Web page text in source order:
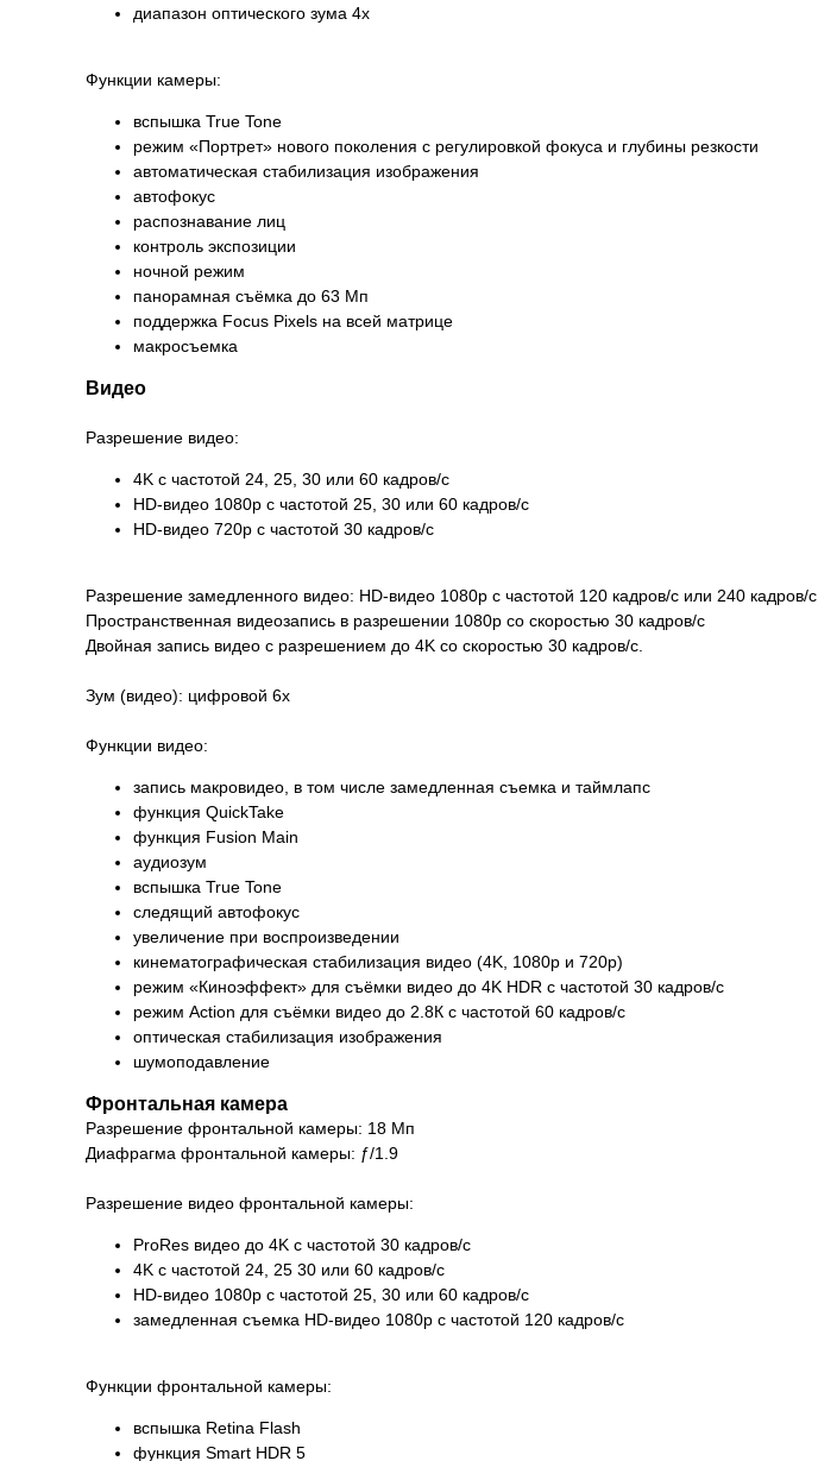
диапазон оптического зума 4x
Функции камеры:
вспышка True Tone
режим «Портрет» нового поколения с регулировкой фокуса и глубины резкости
автоматическая стабилизация изображения
автофокус
распознавание лиц
контроль экспозиции
ночной режим
панорамная съёмка до 63 Мп
поддержка Focus Pixels на всей матрице
макросъемка
Видео
Разрешение видео:
4K с частотой 24, 25, 30 или 60 кадров/ с
HD-видео 1080p с частотой 25, 30 или 60 кадров/ с
HD-видео 720p с частотой 30 кадров/ с
Разрешение замедленного видео: HD-видео 1080р c частотой 120 кадров/ с или 240 кадров/ с
Пространственная видеозапись в разрешении 1080p со скоростью 30 кадров/с
Двойная запись видео с разрешением до 4K со скоростью 30 кадров/с.
Зум (видео): цифровой 6х
Функции видео:
запись макровидео, в том числе замедленная съемка и таймлапс
функция QuickTake
функция Fusion Main
аудиозум
вспышка True Tone
следящий автофокус
увеличение при воспроизведении
кинематографическая стабилизация видео (4K, 1080p и 720p)
режим «Киноэффект» для съёмки видео до 4K HDR с частотой 30 кадров/с
режим Action для съёмки видео до 2.8К с частотой 60 кадров/с
оптическая стабилизация изображения
шумоподавление
Фронтальная камера
Разрешение фронтальной камеры: 18 Мп
Диафрагма фронтальной камеры: ƒ/1.9
Разрешение видео фронтальной камеры:
ProRes видео до 4K с частотой 30 кадров/с
4K с частотой 24, 25 30 или 60 кадров/с
HD-видео 1080p с частотой 25, 30 или 60 кадров/с
замедленная съемка HD-видео 1080p с частотой 120 кадров/с
Функции фронтальной камеры:
вспышка Retina Flash
функция Smart HDR 5